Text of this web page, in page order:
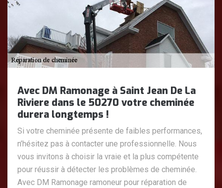
Avec DM Ramonage à Saint Jean De La
Riviere dans le 50270 votre cheminée
durera longtemps !
Si votre cheminée présente de faibles performances,
n’hésitez pas à contacter une professionnelle. Nous
vous invitons à choisir la vraie et la plus compétente
pour réussir à détecter les problèmes de cheminée.
Avec DM Ramonage ramoneur pour réparation de